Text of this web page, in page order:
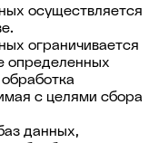
осуществляется
ограничивается
определенных
с целями сбора
данных,